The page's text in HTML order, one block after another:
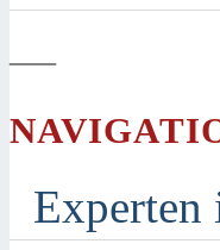
—
Experten